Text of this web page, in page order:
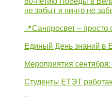
не забыт и ничто не
📍Санпросвет –
Единый День знаний в
Мероприятия
Студенты ЕТЭТ